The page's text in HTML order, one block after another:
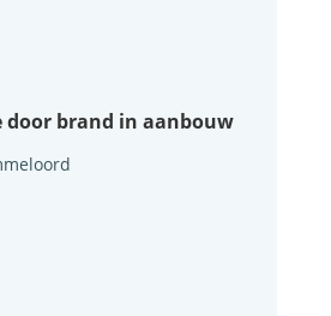
door brand in aanbouw